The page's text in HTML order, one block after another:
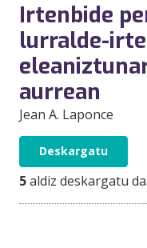
Irtenbide
lurralde-
aurrean
Jean A. Laponce
Deskargatu
5aldiz deskargatu da.